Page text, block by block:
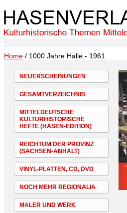
Home / 1000 Jahre Halle - 1961
NEUERSCHEINUNGEN
GESAMTVERZEICHNIS
MITTELDEUTSCHE
KULTURHISTORISCHE
HEFTE (HASEN-EDITION)
REICHTUM DER PROVINZ
(SACHSEN-ANHALT)
VINYL-PLATTEN, CD, DVD
NOCH MEHR REGIONALIA
MALER UND WERK